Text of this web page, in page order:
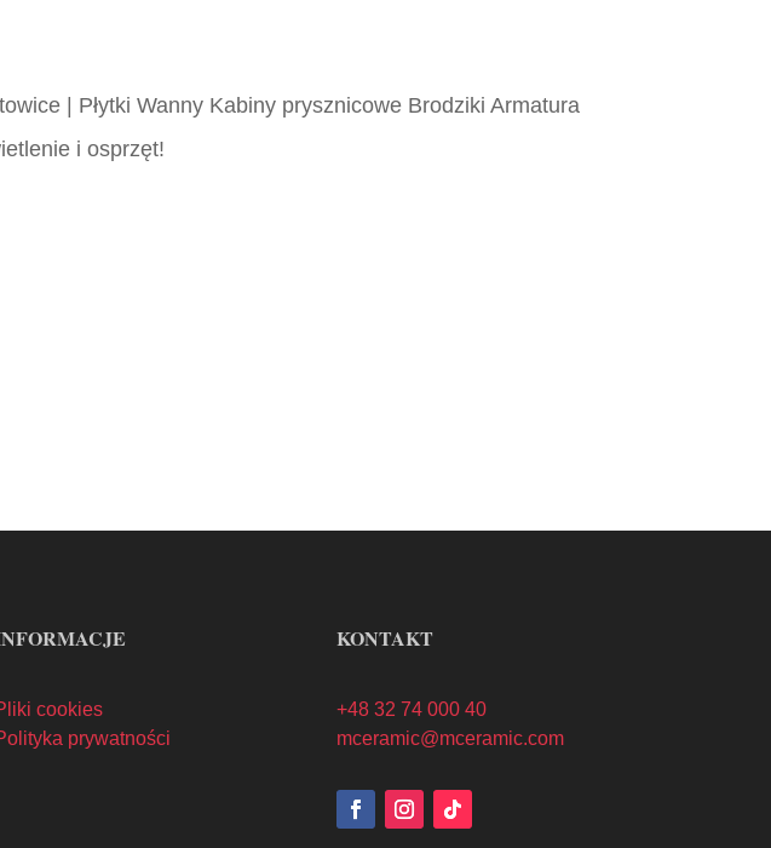
| Płytki Wanny Kabiny prysznicowe Brodziki Armatura
i osprzęt!
cookies
prywatności
KONTAKT
+48 32 74 000 40
mceramic@mceramic.com